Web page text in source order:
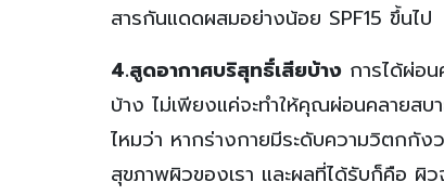
สารกันแดดผสมอย่างน้อย SPF15 ขึ้นไป
4.สูดอากาศบริสุทธิ์เสียบ้าง การได้ผ่อ
บ้าง ไม่เพียงแค่จะทำให้คุณผ่อนคลายส
ไหมว่า หากร่างกายมีระดับความวิตกกัง
สุขภาพผิวของเรา และผลที่ได้รับก็คือ ผิ